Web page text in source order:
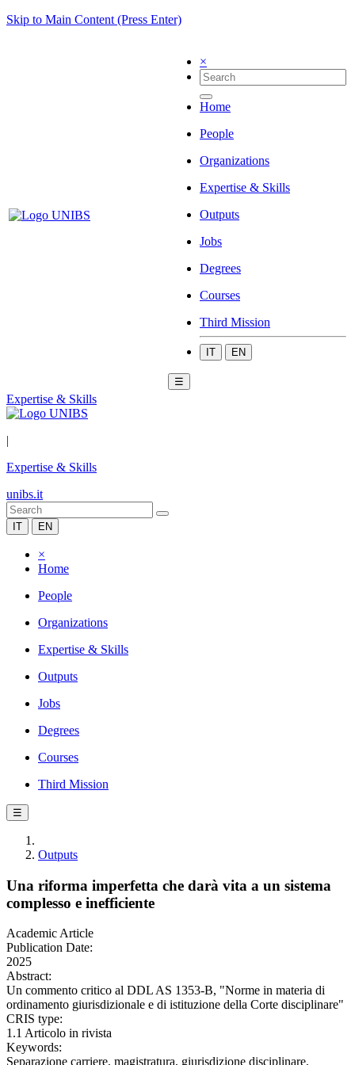
Skip to Main Content (Press Enter)
×
Home
People
Organizations
Expertise & Skills
Outputs
Jobs
Degrees
Courses
Third Mission
IT EN
☰
Expertise & Skills
|
Expertise & Skills
unibs.it
IT EN
×
Home
People
Organizations
Expertise & Skills
Outputs
Jobs
Degrees
Courses
Third Mission
☰
Outputs
Una riforma imperfetta che darà vita a un sistema
complesso e inefficiente
Academic Article
Publication Date:
2025
Abstract:
Un commento critico al DDL AS 1353-B, "Norme in materia di
ordinamento giurisdizionale e di istituzione della Corte disciplinare"
CRIS type:
1.1 Articolo in rivista
Keywords:
Separazione carriere, magistratura, giurisdizione disciplinare,